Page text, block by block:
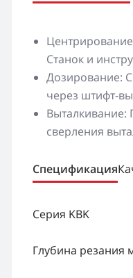
Станок и
Дозирование:
через штифт-
Выталкивание:
сверления
Спецификация
Серия KBK
Глубина резания